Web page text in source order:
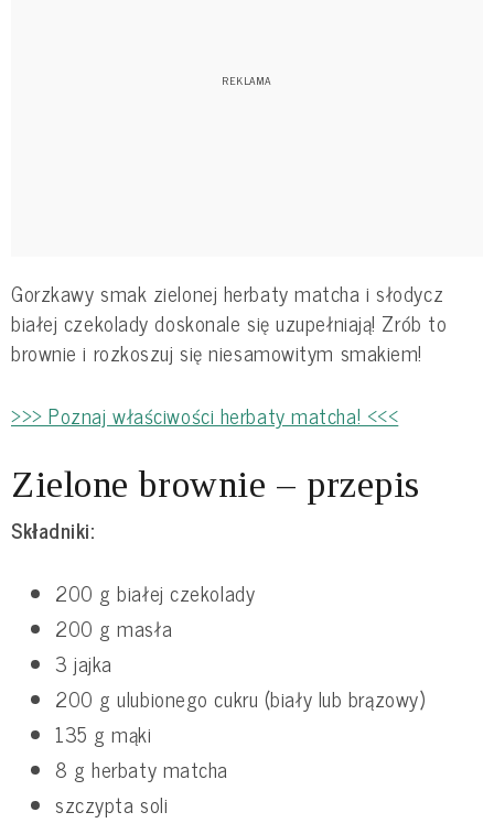
Gorzkawy smak zielonej herbaty matcha i słodycz
białej czekolady doskonale się uzupełniają! Zrób to
brownie i rozkoszuj się niesamowitym smakiem!
>>> Poznaj właściwości herbaty matcha! <<<
Zielone brownie – przepis
Składniki:
200 g białej czekolady
200 g masła
3 jajka
200 g ulubionego cukru (biały lub brązowy)
135 g mąki
8 g herbaty matcha
szczypta soli